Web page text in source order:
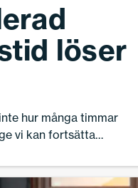
löser
hur många timmar
vi kan fortsätta
existerar”, skriver